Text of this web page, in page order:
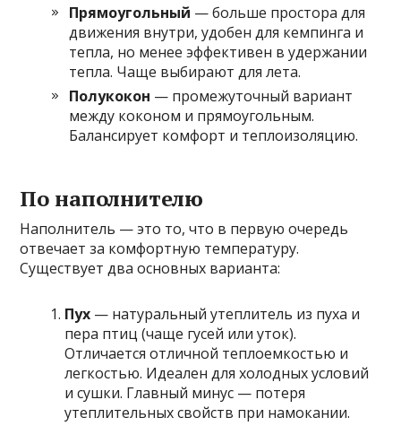
Прямоугольный — больше простора для
движения внутри, удобен для кемпинга и
тепла, но менее эффективен в удержании
тепла. Чаще выбирают для лета.
Полукокон — промежуточный вариант
между коконом и прямоугольным.
Балансирует комфорт и теплоизоляцию.
По наполнителю
Наполнитель — это то, что в первую очередь
отвечает за комфортную температуру.
Существует два основных варианта:
Пух — натуральный утеплитель из пуха и
пера птиц (чаще гусей или уток).
Отличается отличной теплоемкостью и
легкостью. Идеален для холодных условий
и сушки. Главный минус — потеря
утеплительных свойств при намокании.